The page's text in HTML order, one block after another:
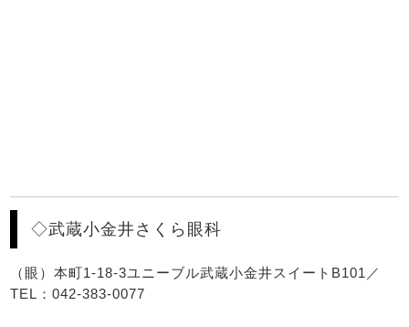
◇武蔵小金井さくら眼科
（眼）本町1-18-3ユニーブル武蔵小金井スイートB101／
TEL：042-383-0077